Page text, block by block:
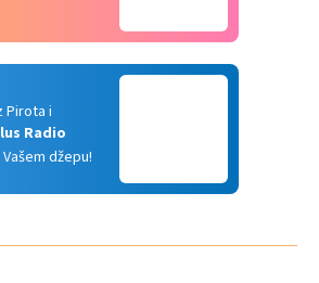
Pirota i
Radio
džepu!